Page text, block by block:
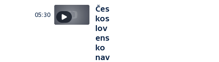
05:30
Čes
kos
lov
ens
ko
nav